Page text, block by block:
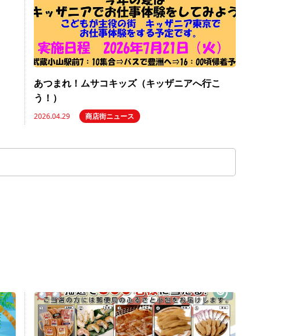
あつまれ！ムサコキッズ（キッザニアへ行こ
う！）
2026.04.29 商店街ニュース